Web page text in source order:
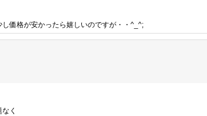
価格が安かったら嬉しいのですが・・^_^;
く